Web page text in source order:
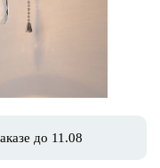
до 11.08